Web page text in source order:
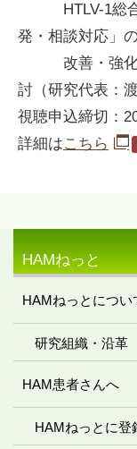
HTLV-1総合
発・相談対応」
改善・強化の
討（研究代表：
視聴申込締切：
詳細はこちら
HAMねっと
HAMねっとについ
研究組織・沿革
HAM患者さんへ
HAMねっとに登